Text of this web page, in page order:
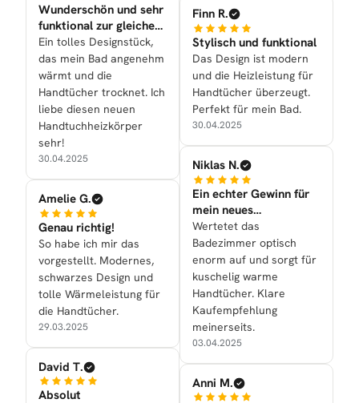
Wunderschön und sehr
funktional zur gleichen
Zeit nun bei uns
Ein tolles Designstück,
das mein Bad angenehm
wärmt und die
Handtücher trocknet. Ich
liebe diesen neuen
Handtuchheizkörper
sehr!
30.04.2025
Amelie G.
Genau richtig!
So habe ich mir das
vorgestellt. Modernes,
schwarzes Design und
tolle Wärmeleistung für
die Handtücher.
29.03.2025
David T.
Absolut
Finn R.
Stylisch und funktional
Das Design ist modern
und die Heizleistung für
Handtücher überzeugt.
Perfekt für mein Bad.
30.04.2025
Niklas N.
Ein echter Gewinn für
mein neues
Badezimmer
Wertetet das
Badezimmer optisch
enorm auf und sorgt für
kuschelig warme
Handtücher. Klare
Kaufempfehlung
meinerseits.
03.04.2025
Anni M.